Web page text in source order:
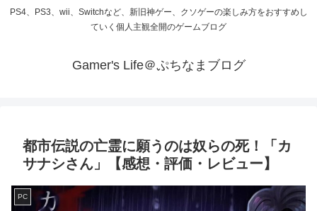
PS4、PS3、wii、Switchなど、新旧神ゲー、クソゲーの楽しみ方をおすすめし
ていく個人主観全開のゲームブログ
Gamer's Life＠ぷちなまブログ
都市伝説の亡霊に願うのは奴らの死！「カ
サナシさん」【感想・評価・レビュー】
PC